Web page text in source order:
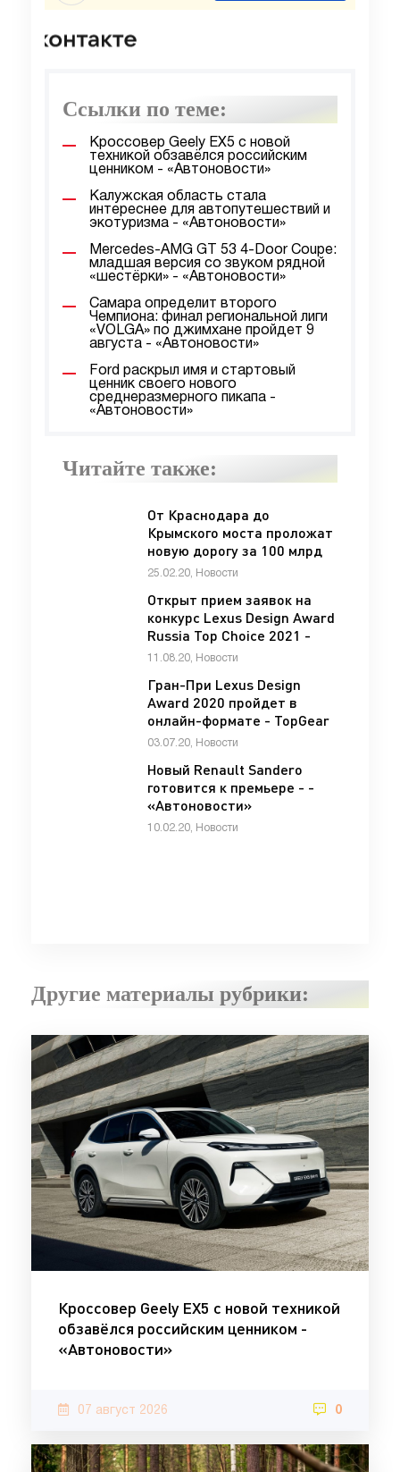
Ссылки по теме:
Кроссовер Geely EX5 с новой
техникой обзавёлся российским
ценником - «Автоновости»
Калужская область стала
интереснее для автопутешествий и
экотуризма - «Автоновости»
Mercedes-AMG GT 53 4-Door Coupe:
младшая версия со звуком рядной
«шестёрки» - «Автоновости»
Самара определит второго
Чемпиона: финал региональной лиги
«VOLGA» по джимхане пройдет 9
августа - «Автоновости»
Ford раскрыл имя и стартовый
ценник своего нового
среднеразмерного пикапа -
«Автоновости»
Читайте также:
От Краснодара до
Крымского моста проложат
новую дорогу за 100 млрд
рублей - «Автоновости»
25.02.20, Новости
Открыт прием заявок на
конкурс Lexus Design Award
Russia Top Choice 2021 -
TopGear Russia -
11.08.20, Новости
Гран-При Lexus Design
Award 2020 пройдет в
онлайн-формате - TopGear
Russia - «Автоновости»
03.07.20, Новости
Новый Renault Sandero
готовится к премьере - -
«Автоновости»
10.02.20, Новости
Другие материалы рубрики:
Кроссовер Geely EX5 с новой техникой
обзавёлся российским ценником -
«Автоновости»
07 август 2026 0